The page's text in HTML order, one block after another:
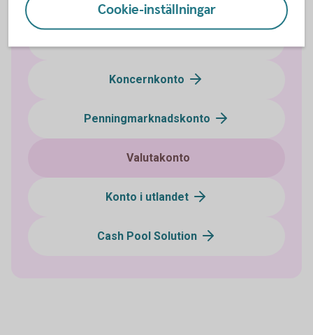
Koncernkonto
Penningmarknadskonto
Valutakonto
Konto i utlandet
Cash Pool Solution
Cookie-inställningar